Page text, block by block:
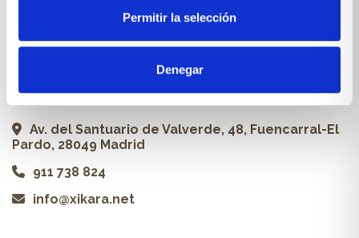
Permitir la selección
Denegar
Contacto
Xikara | Tienda de muebles
Av. del Santuario de Valverde, 48, Fuencarral-El
Pardo, 28049 Madrid
911 738 824
info@xikara.net